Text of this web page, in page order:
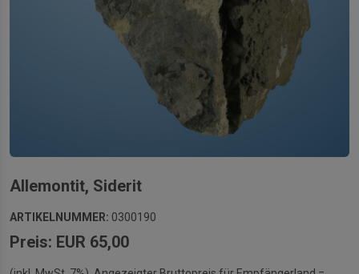
Allemontit, Siderit
ARTIKELNUMMER: 0300190
Preis: EUR 65,00